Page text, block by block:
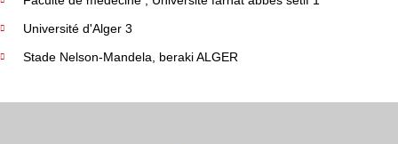
Université d'Alger 3
Stade Nelson-Mandela, beraki ALGER